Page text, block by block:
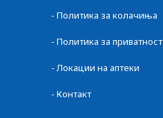
- Политика за колачиња
- Политика за приватност
- Локации на аптеки
- Контакт